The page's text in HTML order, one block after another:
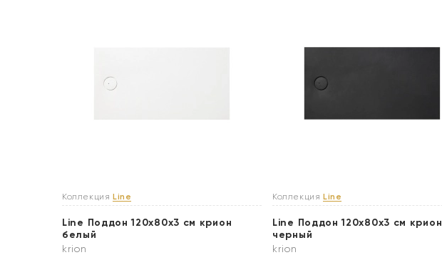
Коллекция Line
Line Поддон 120x80х3 см крион
белый
krion
Коллекция Line
Line Поддон 120x80х3 см крион
черный
krion